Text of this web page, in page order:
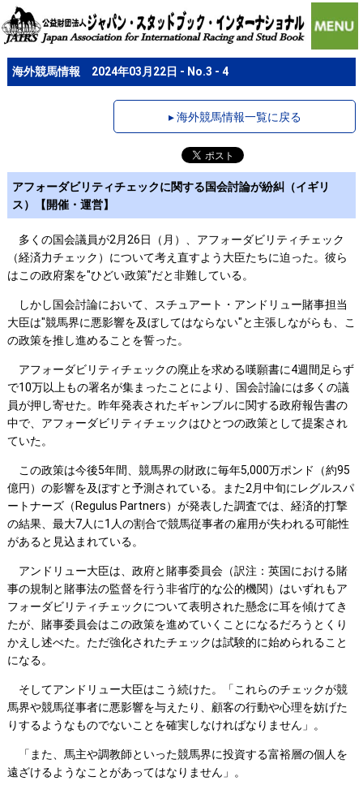
海外競馬情報 2024年03月22日 - No.3 - 4
▸ 海外競馬情報一覧に戻る
アフォーダビリティチェックに関する国会討論が紛糾（イギリ
ス）【開催・運営】
多くの国会議員が2月26日（月）、アフォーダビリティチェック
（経済力チェック）について考え直すよう大臣たちに迫った。彼ら
はこの政府案を"ひどい政策"だと非難している。
しかし国会討論において、スチュアート・アンドリュー賭事担当
大臣は"競馬界に悪影響を及ぼしてはならない"と主張しながらも、こ
の政策を推し進めることを誓った。
アフォーダビリティチェックの廃止を求める嘆願書に4週間足らず
で10万以上もの署名が集まったことにより、国会討論には多くの議
員が押し寄せた。昨年発表されたギャンブルに関する政府報告書の
中で、アフォーダビリティチェックはひとつの政策として提案され
ていた。
この政策は今後5年間、競馬界の財政に毎年5,000万ポンド（約95
億円）の影響を及ぼすと予測されている。また2月中旬にレグルスパ
ートナーズ（Regulus Partners）が発表した調査では、経済的打撃
の結果、最大7人に1人の割合で競馬従事者の雇用が失われる可能性
があると見込まれている。
アンドリュー大臣は、政府と賭事委員会（訳注：英国における賭
事の規制と賭事法の監督を行う非省庁的な公的機関）はいずれもア
フォーダビリティチェックについて表明された懸念に耳を傾けてき
たが、賭事委員会はこの政策を進めていくことになるだろうとくり
かえし述べた。ただ強化されたチェックは試験的に始められること
になる。
そしてアンドリュー大臣はこう続けた。「これらのチェックが競
馬界や競馬従事者に悪影響を与えたり、顧客の行動や心理を妨げた
りするようなものでないことを確実しなければなりません」。
「また、馬主や調教師といった競馬界に投資する富裕層の個人を
遠ざけるようなことがあってはなりません」。